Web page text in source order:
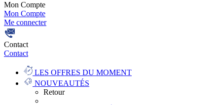
Mon Compte
Mon Compte
Me connecter
Contact
Contact
LES OFFRES DU MOMENT
NOUVEAUTÉS
Retour